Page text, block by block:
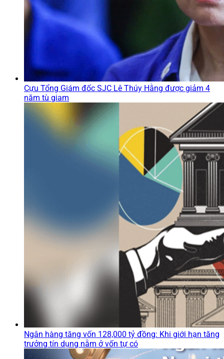
Cựu Tổng Giám đốc SJC Lê Thúy Hằng được giảm 4
năm tù giam
Ngân hàng tăng vốn 128,000 tỷ đồng: Khi giới hạn tăng
trưởng tín dụng nằm ở vốn tự có